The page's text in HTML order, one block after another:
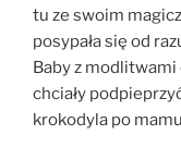
tu ze swoim
posypała się od
Baby z modlitwami
chciały
krokodyla po